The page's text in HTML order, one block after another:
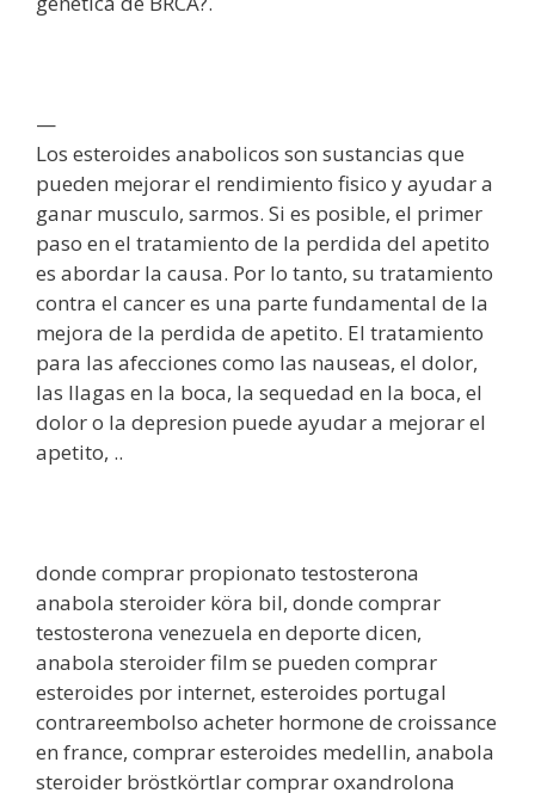
—
Los esteroides anabolicos son sustancias que
pueden mejorar el rendimiento fisico y ayudar a
ganar musculo, sarmos. Si es posible, el primer
paso en el tratamiento de la perdida del apetito
es abordar la causa. Por lo tanto, su tratamiento
contra el cancer es una parte fundamental de la
mejora de la perdida de apetito. El tratamiento
para las afecciones como las nauseas, el dolor,
las llagas en la boca, la sequedad en la boca, el
dolor o la depresion puede ayudar a mejorar el
apetito, ..
donde comprar propionato testosterona
anabola steroider köra bil, donde comprar
testosterona venezuela en deporte dicen,
anabola steroider film se pueden comprar
esteroides por internet, esteroides portugal
contrareembolso acheter hormone de croissance
en france, comprar esteroides medellin, anabola
steroider bröstkörtlar comprar oxandrolona